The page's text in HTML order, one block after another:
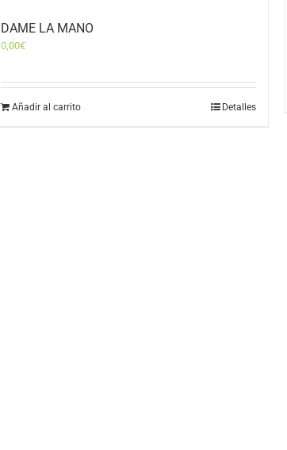
DAME LA MANO
0,00€
Añadir al carrito Detalles